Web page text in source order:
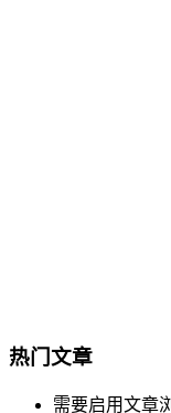
热门文章
需要启用文章